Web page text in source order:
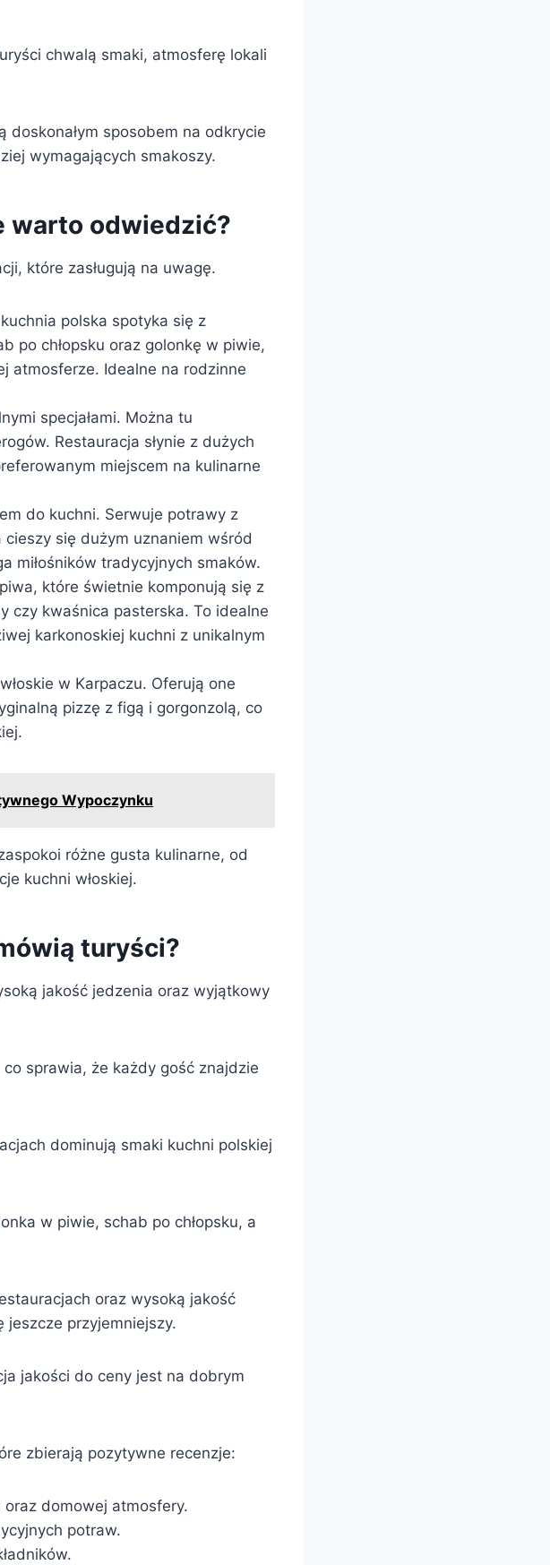
chwalą smaki, atmosferę lokali
sposobem na odkrycie
wymagających smakoszy.
warto odwiedzić?
które zasługują na uwagę.
polska spotyka się z
po chłopsku oraz golonkę w piwie,
atmosferze. Idealne na rodzinne
specjałami. Można tu
Restauracja słynie z dużych
miejscem na kulinarne
do kuchni. Serwuje potrawy z
się dużym uznaniem wśród
miłośników tradycyjnych smaków.
które świetnie komponują się z
czy kwaśnica pasterska. To idealne
karkonoskiej kuchni z unikalnym
w Karpaczu. Oferują one
pizzę z figą i gorgonzolą, co
Wypoczynku
różne gusta kulinarne, od
kuchni włoskiej.
turyści?
jakość jedzenia oraz wyjątkowy
sprawia, że każdy gość znajdzie
dominują smaki kuchni polskiej
w piwie, schab po chłopsku, a
oraz wysoką jakość
jeszcze przyjemniejszy.
jakości do ceny jest na dobrym
zbierają pozytywne recenzje:
domowej atmosfery.
potraw.